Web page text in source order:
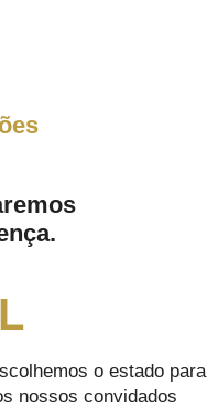
o estado para
nossos convidados